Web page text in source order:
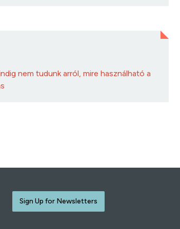
nem tudunk arról, mire használható a
Sign Up for Newsletters